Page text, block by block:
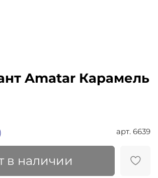
арт. 6639
Amatar Карамель
в наличии